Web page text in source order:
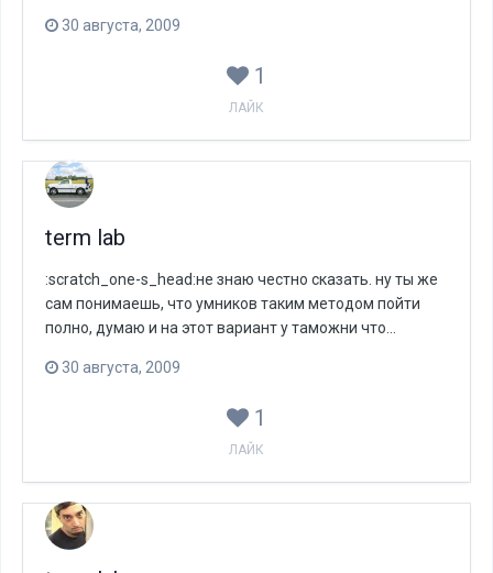
30 августа, 2009
1
ЛАЙК
term lab
:scratch_one-s_head:не знаю честно сказать. ну ты же
сам понимаешь, что умников таким методом пойти
полно, думаю и на этот вариант у таможни что...
30 августа, 2009
1
ЛАЙК